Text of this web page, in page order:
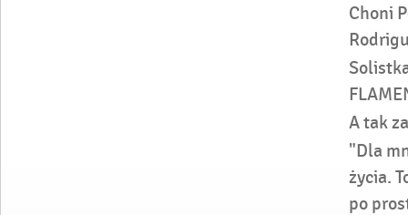
Choni
A tak
"Dla
życia.
po